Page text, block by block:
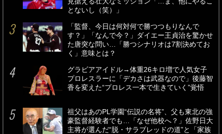
とないし（笑）」
「監督、今日は何対何で勝つつもりなんで
す？」「なんで今？」ダイエー王貞治を驚かせ
た唐突な問い…「勝つシナリオは7割決めてお
く」意味とは？
グラビアアイドル→体重26キロ増で人気女子
プロレスラーに「デカさは武器なので」後藤智
香を変えた“プロレス一本で生きていく”覚悟
祖父はあのPL学園“伝説の名将”、父も東北の強
豪監督経験者でも…「なぜ他校へ？」佐野日大
主将が選んだ“脱・サラブレッドの道”と「家族